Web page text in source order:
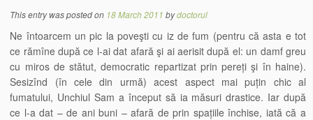
This entry was posted on 18 March 2011 bydoctorul
Ne întoarcem un pic la poveşti cu iz de fum (pentru că asta e tot
ce rămîne după ce l-ai dat afară şi ai aerisit după el: un damf greu
cu miros de stătut, democratic repartizat prin pereți şi în haine).
Sesizînd (în cele din urmă) acest aspect mai puțin chic al
fumatului, Unchiul Sam a început să ia măsuri drastice. Iar după
ce l-a dat – de ani buni – afară de prin spațiile închise, iată că a